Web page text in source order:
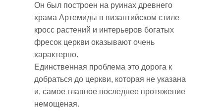
Он был построен на руинах древнего
храма Артемиды в византийском стиле
кросс растений и интерьеров богатых
фресок церкви оказывают очень
характерно.
Единственная проблема это дорога к
добраться до церкви, которая не указана
и, самое главное последнее протяжение
немощеная.